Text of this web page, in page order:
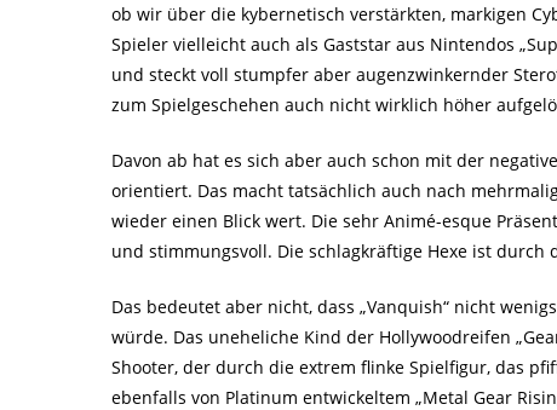
ob wir über die kybernetisch verstärkten, markigen
Spieler vielleicht auch als Gaststar aus Nintendos
und steckt voll stumpfer aber augenzwinkernder
zum Spielgeschehen auch nicht wirklich höher
Davon ab hat es sich aber auch schon mit der
orientiert. Das macht tatsächlich auch nach
wieder einen Blick wert. Die sehr Animé-esque
und stimmungsvoll. Die schlagkräftige Hexe ist
Das bedeutet aber nicht, dass „Vanquish“ nicht
würde. Das uneheliche Kind der Hollywoodreifen
Shooter, der durch die extrem flinke Spielfigur, das
ebenfalls von Platinum entwickeltem „Metal Gear